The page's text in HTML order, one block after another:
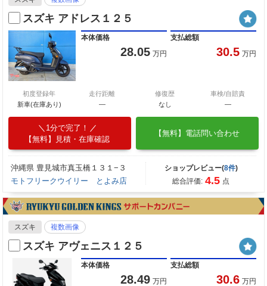
スズキ アドレス１２５
本体価格
28.05 万円
支払総額
30.5 万円
初度登録年
新車(在庫あり)
走行距離
―
修復歴
なし
車検/自賠責
―
1分で完了！
【無料】見積・在庫確認
【無料】電話問い合わせ
沖縄県 豊見城市真玉橋１３１−３
モトフリークウイリー とよみ店
ショップレビュー(8件)
総合評価: 4.5 点
スズキ 複数画像
スズキ アヴェニス１２５
本体価格
28.49 万円
支払総額
30.6 万円